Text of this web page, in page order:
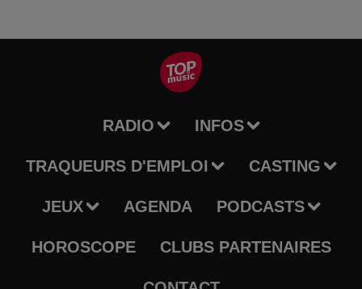
RADIO INFOS
TRAQUEURS D'EMPLOI CASTING
JEUX AGENDA PODCASTS
HOROSCOPE CLUBS PARTENAIRES